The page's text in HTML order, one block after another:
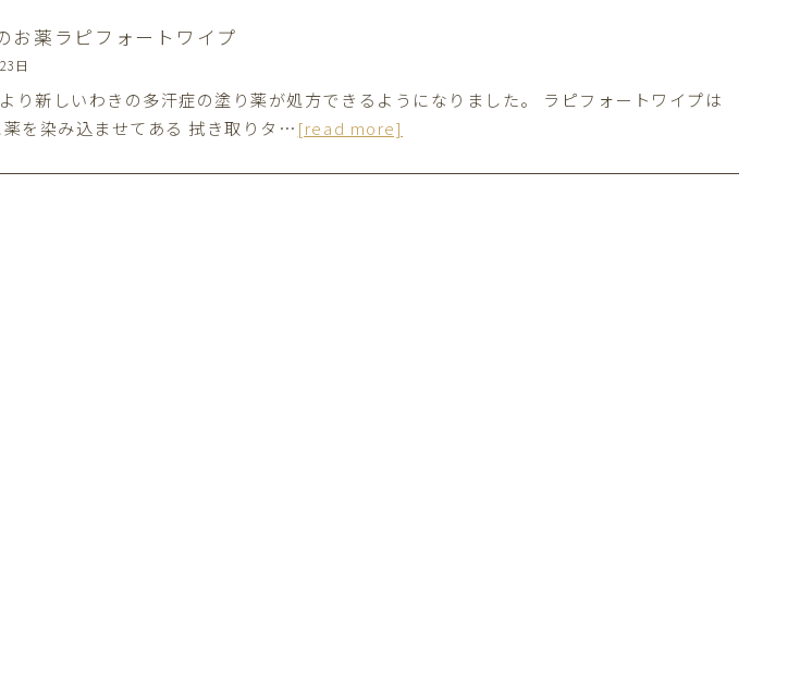
お薬ラピフォートワイプ
日
り新しいわきの多汗症の塗り薬が処方できるようになりました。 ラピフォートワイプは
薬を染み込ませてある 拭き取りタ… [read more]